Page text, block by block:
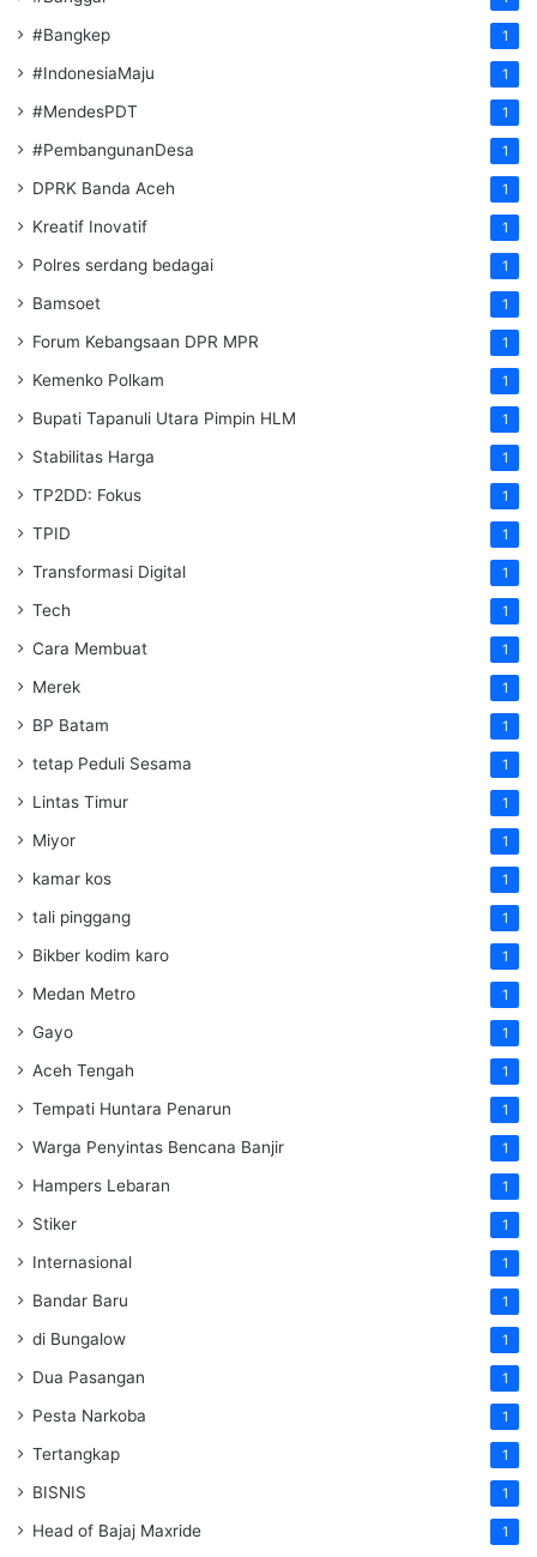
#Bangkep 1
#IndonesiaMaju 1
#MendesPDT 1
#PembangunanDesa 1
DPRK Banda Aceh 1
Kreatif Inovatif 1
Polres serdang bedagai 1
Bamsoet 1
Forum Kebangsaan DPR MPR 1
Kemenko Polkam 1
‎Bupati Tapanuli Utara Pimpin HLM 1
Stabilitas Harga 1
TP2DD: Fokus 1
TPID 1
Transformasi Digital 1
Tech 1
Cara Membuat 1
Merek 1
BP Batam 1
tetap Peduli Sesama 1
Lintas Timur 1
Miyor 1
kamar kos 1
tali pinggang 1
Bikber kodim karo 1
Medan Metro 1
Gayo 1
Aceh Tengah 1
Tempati Huntara Penarun 1
Warga Penyintas Bencana Banjir 1
Hampers Lebaran 1
Stiker 1
Internasional 1
Bandar Baru 1
di Bungalow 1
Dua Pasangan 1
Pesta Narkoba 1
Tertangkap 1
BISNIS 1
Head of Bajaj Maxride 1